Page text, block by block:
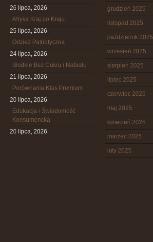
26 lipca, 2026
Afryka Kraj po Kraju
25 lipca, 2026
Odzież Patriotyczna
24 lipca, 2026
Słodkie Bez Cukru i Nabiału
21 lipca, 2026
Porównania Klas Premium
20 lipca, 2026
Edukacja i Świadomość
Konsumencka
20 lipca, 2026
grudzień 2025
listopad 2025
październik 2025
wrzesień 2025
sierpień 2025
lipiec 2025
czerwiec 2025
maj 2025
kwiecień 2025
marzec 2025
luty 2025